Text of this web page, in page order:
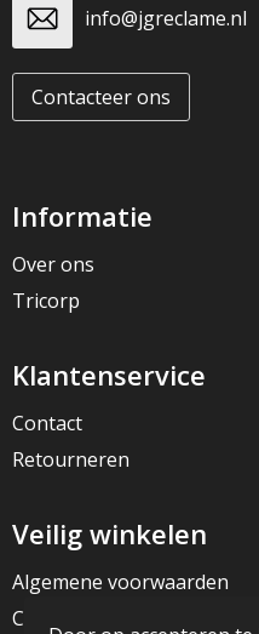
info@jgreclame.nl
Contacteer ons
Informatie
Over ons
Tricorp
Klantenservice
Contact
Retourneren
Veilig winkelen
Algemene voorwaarden
Cookieverklaring